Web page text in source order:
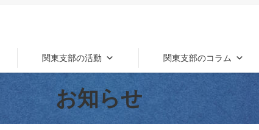
関東支部の活動 関東支部のコラム
お知らせ